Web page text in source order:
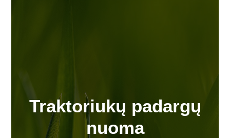
Traktoriukų padargų
nuoma